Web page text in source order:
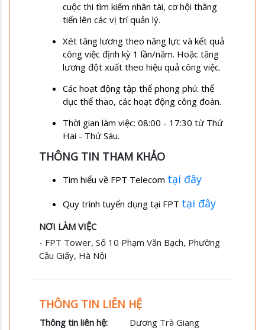
cuộc thi tìm kiếm nhân tài, cơ hội thăng
tiến lên các vị trí quản lý.
Xét tăng lương theo năng lực và kết quả
công việc định kỳ 1 lần/năm. Hoặc tăng
lương đột xuất theo hiệu quả công việc.
Các hoạt động tập thể phong phú: thể
dục thể thao, các hoạt động công đoàn.
Thời gian làm việc: 08:00 - 17:30 từ Thứ
Hai - Thứ Sáu.
THÔNG TIN THAM KHẢO
Tìm hiểu về FPT Telecom tại đây
Quy trình tuyển dụng tại FPT tại đây
NƠI LÀM VIỆC
- FPT Tower, Số 10 Phạm Văn Bạch, Phường
Cầu Giấy, Hà Nội
THÔNG TIN LIÊN HỆ
Thông tin liên hệ:
Dương Trà Giang